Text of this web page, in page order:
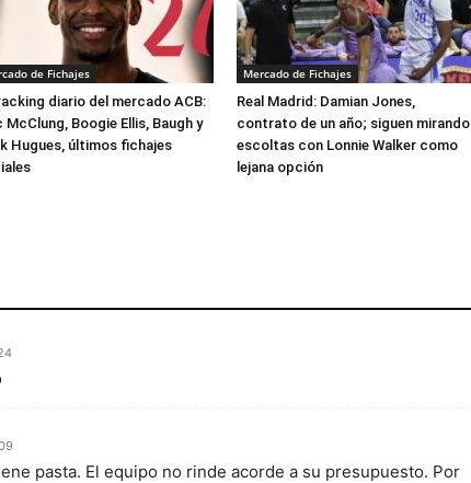
de Fichajes
diario del mercado ACB:
McClung, Boogie Ellis, Baugh y
Hugues, últimos fichajes
Mercado de Fichajes
Real Madrid: Damian Jones,
contrato de un año; siguen mirando
escoltas con Lonnie Walker como
lejana opción
pasta. El equipo no rinde acorde a su presupuesto. Por